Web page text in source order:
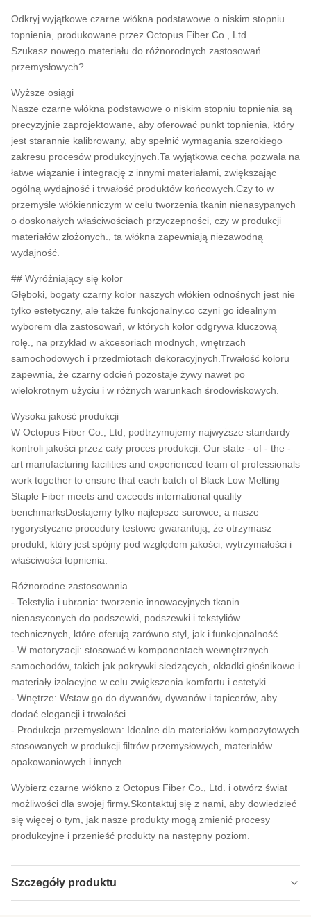
Odkryj wyjątkowe czarne włókna podstawowe o niskim stopniu
topnienia, produkowane przez Octopus Fiber Co., Ltd.
Szukasz nowego materiału do różnorodnych zastosowań
przemysłowych?
Wyższe osiągi
Nasze czarne włókna podstawowe o niskim stopniu topnienia są
precyzyjnie zaprojektowane, aby oferować punkt topnienia, który
jest starannie kalibrowany, aby spełnić wymagania szerokiego
zakresu procesów produkcyjnych.Ta wyjątkowa cecha pozwala na
łatwe wiązanie i integrację z innymi materiałami, zwiększając
ogólną wydajność i trwałość produktów końcowych.Czy to w
przemyśle włókienniczym w celu tworzenia tkanin nienasypanych
o doskonałych właściwościach przyczepności, czy w produkcji
materiałów złożonych., ta włókna zapewniają niezawodną
wydajność.
## Wyróżniający się kolor
Głęboki, bogaty czarny kolor naszych włókien odnośnych jest nie
tylko estetyczny, ale także funkcjonalny.co czyni go idealnym
wyborem dla zastosowań, w których kolor odgrywa kluczową
rolę., na przykład w akcesoriach modnych, wnętrzach
samochodowych i przedmiotach dekoracyjnych.Trwałość koloru
zapewnia, że czarny odcień pozostaje żywy nawet po
wielokrotnym użyciu i w różnych warunkach środowiskowych.
Wysoka jakość produkcji
W Octopus Fiber Co., Ltd, podtrzymujemy najwyższe standardy
kontroli jakości przez cały proces produkcji. Our state - of - the -
art manufacturing facilities and experienced team of professionals
work together to ensure that each batch of Black Low Melting
Staple Fiber meets and exceeds international quality
benchmarksDostajemy tylko najlepsze surowce, a nasze
rygorystyczne procedury testowe gwarantują, że otrzymasz
produkt, który jest spójny pod względem jakości, wytrzymałości i
właściwości topnienia.
Różnorodne zastosowania
- Tekstylia i ubrania: tworzenie innowacyjnych tkanin
nienasyconych do podszewki, podszewki i tekstyliów
technicznych, które oferują zarówno styl, jak i funkcjonalność.
- W motoryzacji: stosować w komponentach wewnętrznych
samochodów, takich jak pokrywki siedzących, okładki głośnikowe i
materiały izolacyjne w celu zwiększenia komfortu i estetyki.
- Wnętrze: Wstaw go do dywanów, dywanów i tapicerów, aby
dodać elegancji i trwałości.
- Produkcja przemysłowa: Idealne dla materiałów kompozytowych
stosowanych w produkcji filtrów przemysłowych, materiałów
opakowaniowych i innych.
Wybierz czarne włókno z Octopus Fiber Co., Ltd. i otwórz świat
możliwości dla swojej firmy.Skontaktuj się z nami, aby dowiedzieć
się więcej o tym, jak nasze produkty mogą zmienić procesy
produkcyjne i przenieść produkty na następny poziom.
Szczegóły produktu